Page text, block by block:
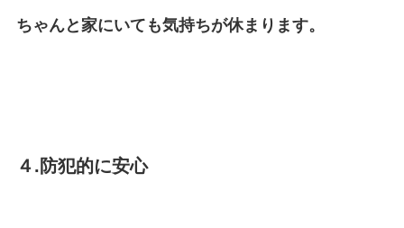
ちゃんと家にいても気持ちが休まります。
４.防犯的に安心